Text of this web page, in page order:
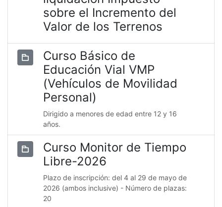
sobre el Incremento del
Valor de los Terrenos
Curso Básico de
Educación Vial VMP
(Vehículos de Movilidad
Personal)
Dirigido a menores de edad entre 12 y 16
años.
Curso Monitor de Tiempo
Libre-2026
Plazo de inscripción: del 4 al 29 de mayo de
2026 (ambos inclusive) - Número de plazas:
20